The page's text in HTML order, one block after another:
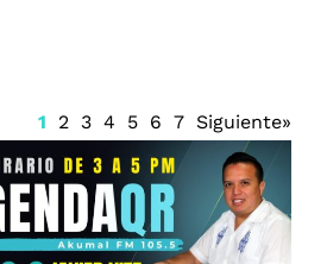
1 2 3 4 5 6 7 Siguiente»